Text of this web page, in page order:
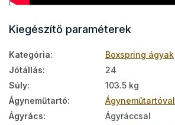
Kiegészítő paraméterek
Kategória:
Boxspring ágyak
Jótállás:
24
Súly:
103.5 kg
Ágyneműtartó:
Ágyneműtartóval
Ágyrács:
Ágyráccsal